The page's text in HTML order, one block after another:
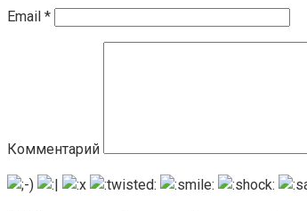
Email *
Комментарий